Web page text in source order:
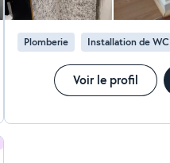
Plomberie Installation de WC
Voir le profil